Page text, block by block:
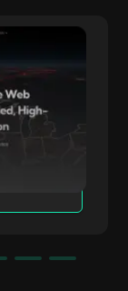
de
para
e